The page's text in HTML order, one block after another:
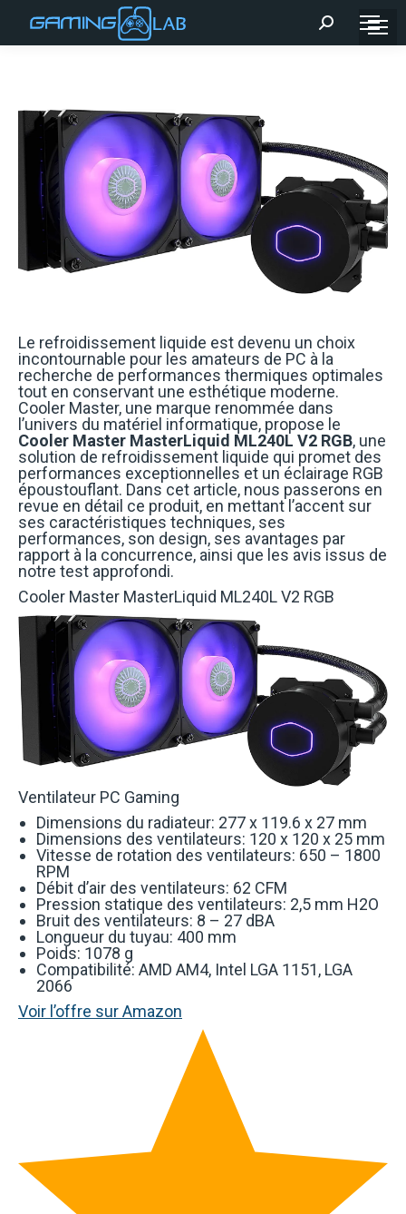
Recherche
Le refroidissement liquide est devenu un choix
incontournable pour les amateurs de PC à la
recherche de performances thermiques optimales
tout en conservant une esthétique moderne.
Cooler Master, une marque renommée dans
l’univers du matériel informatique, propose le
Cooler Master MasterLiquid ML240L V2 RGB, une
solution de refroidissement liquide qui promet des
performances exceptionnelles et un éclairage RGB
époustouflant. Dans cet article, nous passerons en
revue en détail ce produit, en mettant l’accent sur
ses caractéristiques techniques, ses
performances, son design, ses avantages par
rapport à la concurrence, ainsi que les avis issus de
notre test approfondi.
Cooler Master MasterLiquid ML240L V2 RGB
Ventilateur PC Gaming
Dimensions du radiateur: 277 x 119.6 x 27 mm
Dimensions des ventilateurs: 120 x 120 x 25 mm
Vitesse de rotation des ventilateurs: 650 – 1800
RPM
Débit d’air des ventilateurs: 62 CFM
Pression statique des ventilateurs: 2,5 mm H2O
Bruit des ventilateurs: 8 – 27 dBA
Longueur du tuyau: 400 mm
Poids: 1078 g
Compatibilité: AMD AM4, Intel LGA 1151, LGA
2066
Voir l’offre sur Amazon